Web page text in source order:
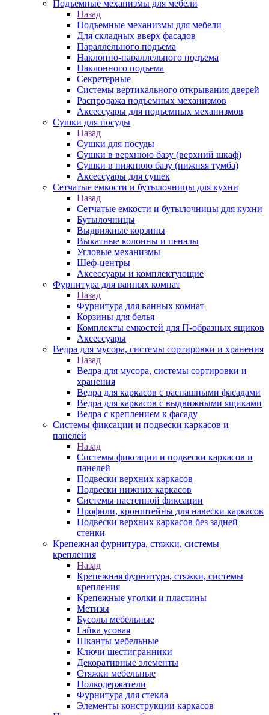
Подъемные механизмы для мебели
Назад
Подъемные механизмы для мебели
Для складных вверх фасадов
Параллельного подъема
Наклонно-параллельного подъема
Наклонного подъема
Секретерные
Системы вертикального открывания дверей
Распродажа подъемных механизмов
Аксессуары для подъемных механизмов
Сушки для посуды
Назад
Сушки для посуды
Сушки в верхнюю базу (верхний шкаф)
Сушки в нижнюю базу (нижняя тумба)
Аксессуары для сушек
Сетчатые емкости и бутылочницы для кухни
Назад
Сетчатые емкости и бутылочницы для кухни
Бутылочницы
Выдвижные корзины
Выкатные колонны и пеналы
Угловые механизмы
Шеф-центры
Аксессуары и комплектующие
Фурнитура для ванных комнат
Назад
Фурнитура для ванных комнат
Корзины для белья
Комплекты емкостей для П-образных ящиков
Аксессуары
Ведра для мусора, системы сортировки и хранения
Назад
Ведра для мусора, системы сортировки и
хранения
Ведра для каркасов с распашными фасадами
Ведра для каркасов с выдвижными ящиками
Ведра с креплением к фасаду
Системы фиксации и подвески каркасов и
панелей
Назад
Системы фиксации и подвески каркасов и
панелей
Подвески верхних каркасов
Подвески нижних каркасов
Системы настенной фиксации
Профили, кронштейны для навески каркасов
Подвески верхних каркасов без задней
стенки
Крепежная фурнитура, стяжки, системы
крепления
Назад
Крепежная фурнитура, стяжки, системы
крепления
Крепежные уголки и пластины
Метизы
Бусолы мебельные
Гайка усовая
Шканты мебельные
Ключи шестигранники
Декоративные элементы
Стяжки мебельные
Полкодержатели
Фурнитура для стекла
Элементы конструкции каркасов